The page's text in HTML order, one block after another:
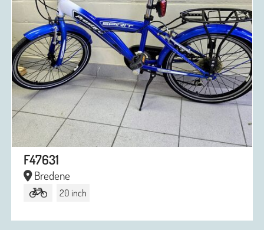
F47631
Bredene
20 inch